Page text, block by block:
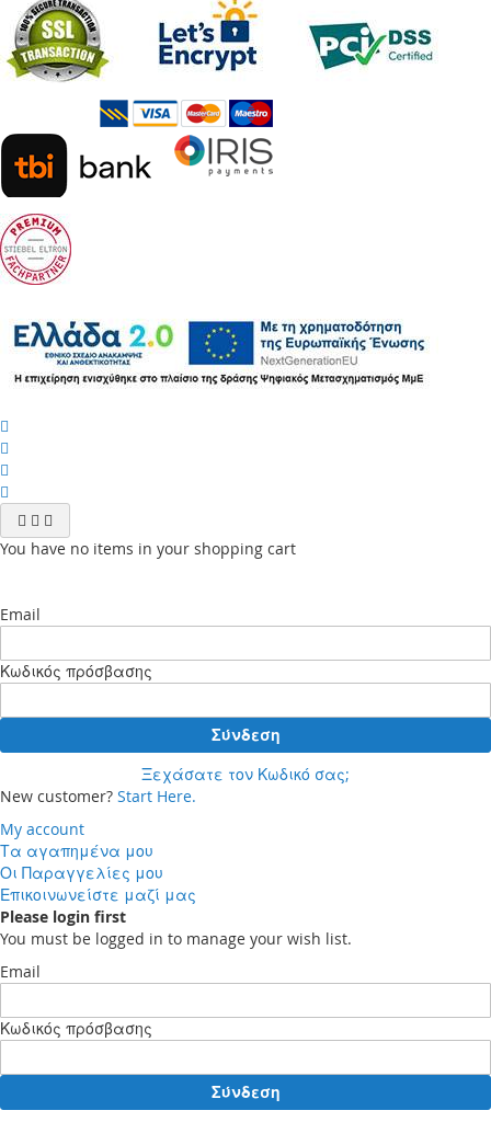
You have no items in your shopping cart
Email
Κωδικός πρόσβασης
Σύνδεση
Ξεχάσατε τον Κωδικό σας;
New customer? Start Here.
My account
Τα αγαπημένα μου
Οι Παραγγελίες μου
Επικοινωνείστε μαζί μας
Please login first
You must be logged in to manage your wish list.
Email
Κωδικός πρόσβασης
Σύνδεση